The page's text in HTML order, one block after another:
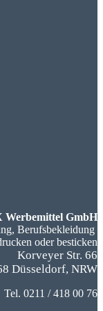
Werbemittel GmbH
Berufsbekleidung
oder besticken
Korveyer Str. 66
Düsseldorf, NRW
Tel. 0211 / 418 00 76